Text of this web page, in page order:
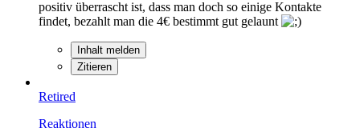
positiv überrascht ist, dass man doch so einige Kontakte
findet, bezahlt man die 4€ bestimmt gut gelaunt
Inhalt melden
Zitieren
Retired
Reaktionen